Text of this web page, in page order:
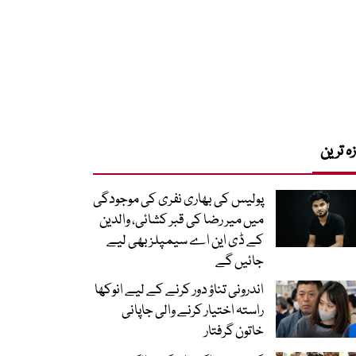
ترین
پولیس کی بھاری نفری کی موجودگی
میں میر رضا کی قبر کشائی، والدین
کے ڈی این اے سیمپلز بھی لیے
جائیں گے
اندرونی تناؤ دور کرنے کے لیے انوکھا
راستہ اختیار کرنے والی جاپانی
خاتون گرفتار